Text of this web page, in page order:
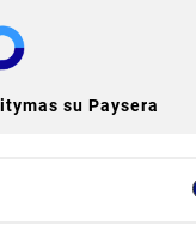
su Paysera